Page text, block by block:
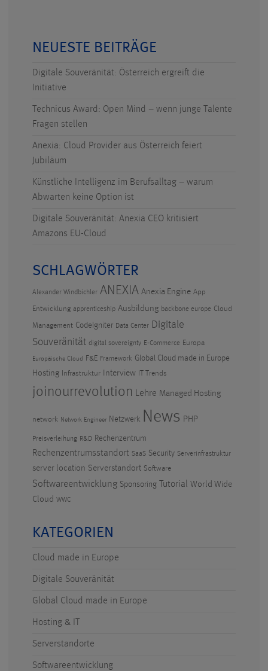
NEUESTE BEITRÄGE
Digitale Souveränität: Österreich ergreift die
Initiative
Technicus Award: Open Mind – wenn junge Talente
Fragen stellen
Anexia: Cloud Provider aus Österreich feiert
Jubiläum
Künstliche Intelligenz im Berufsalltag – warum
Abwarten keine Option ist
Digitale Souveränität: Anexia CEO kritisiert
Amazons EU-Cloud
SCHLAGWÖRTER
Alexander Windbichler ANEXIA Anexia Engine App
Entwicklung apprenticeship Ausbildung backbone europe Cloud
Management CodeIgniter Data Center Digitale
Souveränität digital sovereignty E-Commerce Europa
Europäische Cloud F&E Framework Global Cloud made in Europe
Hosting Infrastruktur Interview IT Trends
joinourrevolution Lehre Managed Hosting
network Network Engineer Netzwerk News PHP
Preisverleihung R&D Rechenzentrum
Rechenzentrumsstandort SaaS Security Serverinfrastruktur
server location Serverstandort Software
Softwareentwicklung Sponsoring Tutorial World Wide
Cloud WWC
KATEGORIEN
Cloud made in Europe
Digitale Souveränität
Global Cloud made in Europe
Hosting & IT
Serverstandorte
Softwareentwicklung